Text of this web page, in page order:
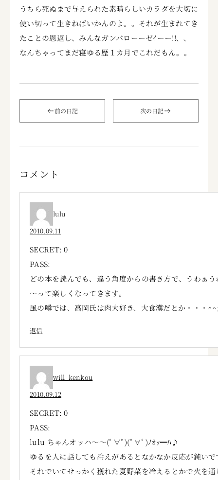
うちら死ぬまで与えられた素晴らしいカラダを大切に
使い切って生きねばいかんのよ。。それが生まれてき
たことの恩返し、みんなガンバローーゼｲーー!!、、
なんちゃってまだ寝ゆる歴１カ月でこれだもん。。
前の日記 次の日記
コメント
lulu
2010.09.11
SECRET: 0
PASS:
どの本を読んでも、違う角度からの書き方で、うわぁう
～って楽しくなってきます。
風の噂では、高岡氏は肉大好き、大食漢だとか・・・
返信
will_kenkou
2010.09.12
SECRET: 0
PASS:
lulu ちゃんオッハ～～(ﾟ∀ﾟ)(ﾟ∀ﾟ)ﾉｵｯ━ﾊ♪
ゆるを人に話しても冷えがあるとなかなか反応が鈍いで
それでいてせっかく獲れた夏野菜を冷えるとかで火を通